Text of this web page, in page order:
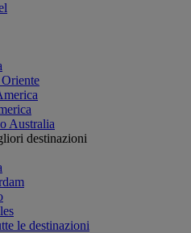
Australia
destinazioni
le destinazioni